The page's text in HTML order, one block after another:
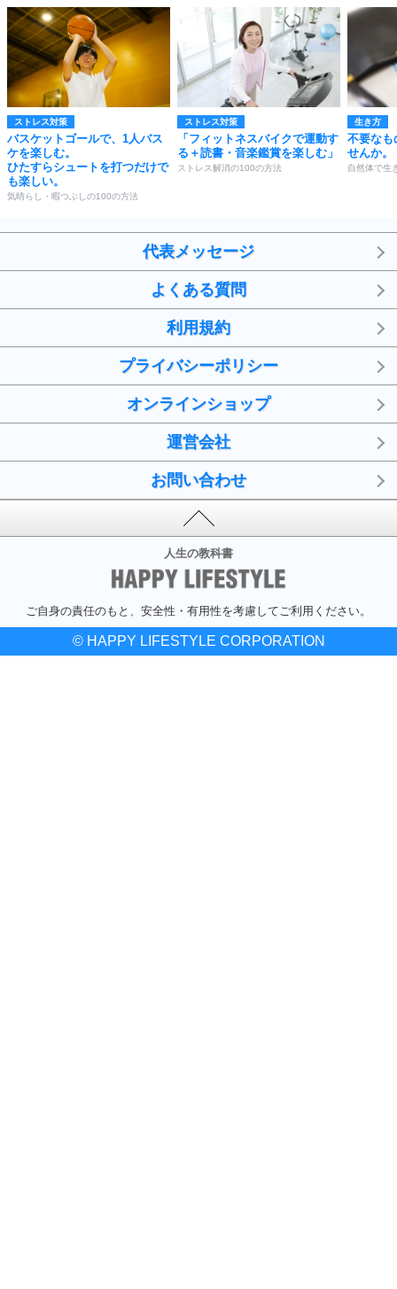
ストレス対策
バスケットゴールで、1人バス
ケを楽しむ。
ひたすらシュートを打つだけで
も楽しい。
気晴らし・暇つぶしの100の方法
ストレス対策
「フィットネスバイクで運動す
る＋読書・音楽鑑賞を楽しむ」
ストレス解消の100の方法
生き方
不要なも
せんか。
自然体で生
代表メッセージ
よくある質問
利用規約
プライバシーポリシー
オンラインショップ
運営会社
お問い合わせ
人生の教科書
ご自身の責任のもと、安全性・有用性を考慮してご利用ください。
© HAPPY LIFESTYLE CORPORATION